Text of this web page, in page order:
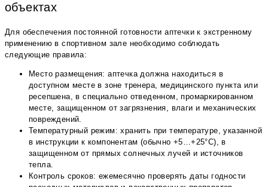
объектах
Для обеспечения постоянной готовности аптечки к экстренному
применению в спортивном зале необходимо соблюдать
следующие правила:
Место размещения: аптечка должна находиться в
доступном месте в зоне тренера, медицинского пункта или
ресепшена, в специально отведенном, промаркированном
месте, защищенном от загрязнения, влаги и механических
повреждений.
Температурный режим: хранить при температуре, указанной
в инструкции к компонентам (обычно +5…+25°С), в
защищенном от прямых солнечных лучей и источников
тепла.
Контроль сроков: ежемесячно проверять даты годности